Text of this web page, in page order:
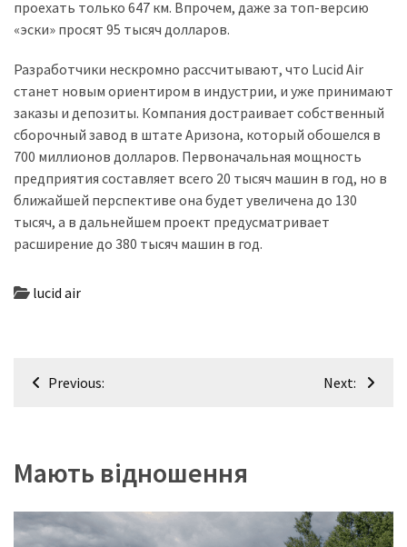
проехать только 647 км. Впрочем, даже за топ-версию
«эски» просят 95 тысяч долларов.
Разработчики нескромно рассчитывают, что Lucid Air
станет новым ориентиром в индустрии, и уже принимают
заказы и депозиты. Компания достраивает собственный
сборочный завод в штате Аризона, который обошелся в
700 миллионов долларов. Первоначальная мощность
предприятия составляет всего 20 тысяч машин в год, но в
ближайшей перспективе она будет увеличена до 130
тысяч, а в дальнейшем проект предусматривает
расширение до 380 тысяч машин в год.
lucid air
Навігація
Previous: Next:
Мають відношення